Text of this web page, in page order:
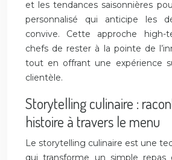
et les tendances saisonnières
personnalisé qui anticipe les
convive. Cette approche high-
chefs de rester à la pointe de
tout en offrant une expérience
clientèle.
Storytelling culinaire :
histoire à travers le menu
Le storytelling culinaire est une
qui transforme un simple repas